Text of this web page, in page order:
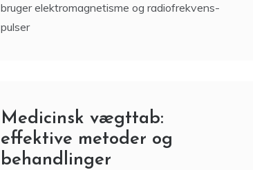
bruger elektromagnetisme og radiofrekvens-
pulser
Medicinsk vægttab:
effektive metoder og
behandlinger